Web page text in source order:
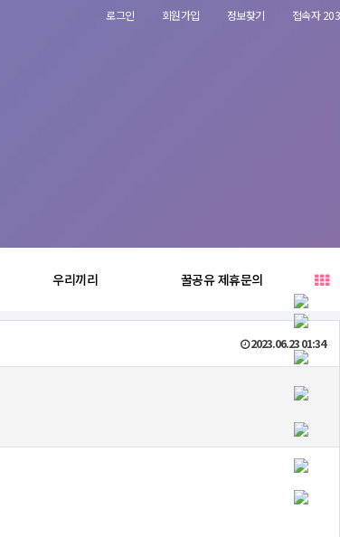
로그인 회원가입 정보찾기 접속자 203
우리끼리 꿀공유 제휴문의
2023.06.23 01:34